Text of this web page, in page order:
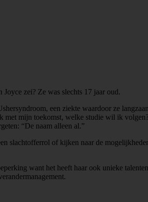
zei? Ze was slechts 17 jaar oud.
een ziekte waardoor ze
met mijn toekomst, welke studie wil ik
“De naam alleen al.”
slachtofferrol of kijken naar de
want het heeft haar ook unieke